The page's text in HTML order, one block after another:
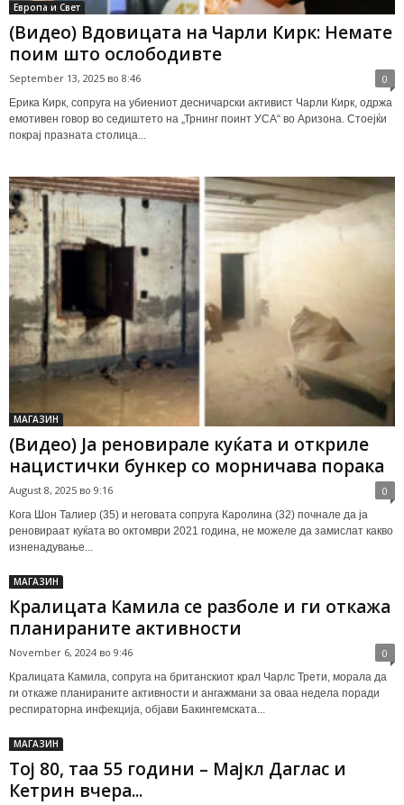
Европа и Свет
(Видео) Вдовицата на Чарли Кирк: Немате
поим што ослободивте
September 13, 2025 во 8:46 0
Ерика Кирк, сопруга на убиениот десничарски активист Чарли Кирк, одржа
емотивен говор во седиштето на „Трнинг поинт УСА“ во Аризона. Стоејќи
покрај празната столица...
МАГАЗИН
(Видео) Ја реновирале куќата и откриле
нацистички бункер со морничава порака
August 8, 2025 во 9:16 0
Кога Шон Талиер (35) и неговата сопруга Каролина (32) почнале да ја
реновираат куќата во октомври 2021 година, не можеле да замислат какво
изненадување...
МАГАЗИН
Кралицата Камила се разболе и ги откажа
планираните активности
November 6, 2024 во 9:46 0
Кралицата Камила, сопруга на британскиот крал Чарлс Трети, морала да
ги откаже планираните активности и ангажмани за оваа недела поради
респираторна инфекција, објави Бакингемската...
МАГАЗИН
Тој 80, таа 55 години – Мајкл Даглас и
Кетрин вчера...